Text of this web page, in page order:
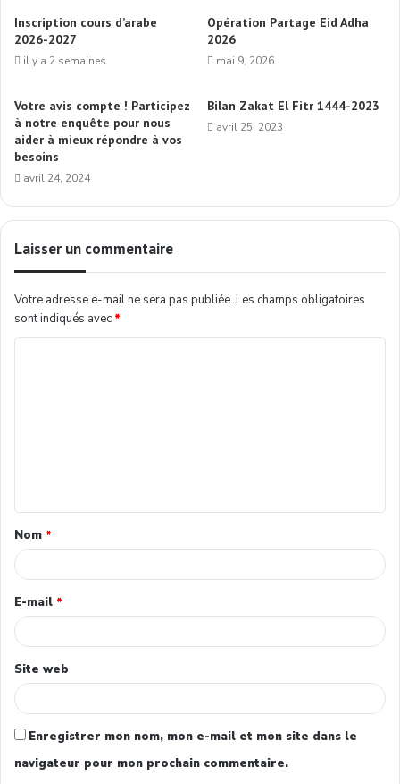
Inscription cours d’arabe
2026-2027
il y a 2 semaines
Opération Partage Eid Adha
2026
mai 9, 2026
Votre avis compte ! Participez
à notre enquête pour nous
aider à mieux répondre à vos
besoins
avril 24, 2024
Bilan Zakat El Fitr 1444-2023
avril 25, 2023
Laisser un commentaire
Votre adresse e-mail ne sera pas publiée. Les champs obligatoires
sont indiqués avec *
Nom *
E-mail *
Site web
Enregistrer mon nom, mon e-mail et mon site dans le
navigateur pour mon prochain commentaire.